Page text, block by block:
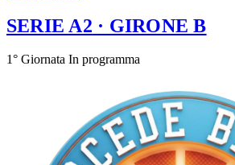
SERIE A2 · GIRONE B
1° Giornata In programma